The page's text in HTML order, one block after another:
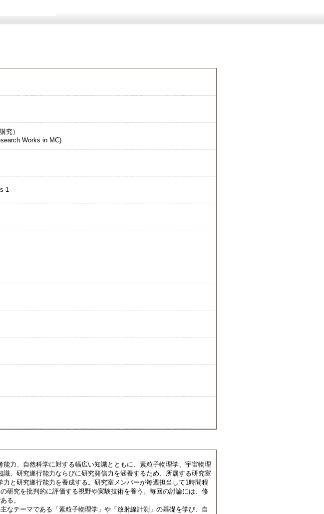
究）
Works in MC)
1
力、自然科学に対する幅広い知識とともに、素粒子物理学、宇宙物理
、研究遂行能力ならびに研究発信力を涵養するため、所属する研究室
と研究遂行能力を養成する。研究室メンバーが毎週担当して1時間程
研究を批判的に評価する視野や実験技術を養う。毎回の討論には、修
る。
なテーマである「素粒子物理学」や「放射線計測」の基礎を学び、自